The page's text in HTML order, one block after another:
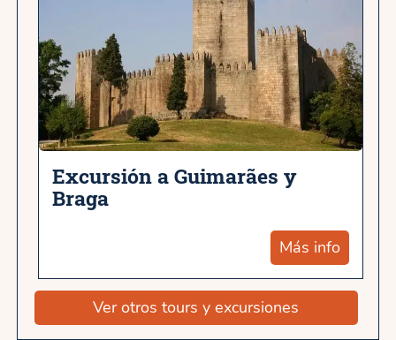
Excursión a Guimarães y
Braga
Más info
Ver otros tours y excursiones